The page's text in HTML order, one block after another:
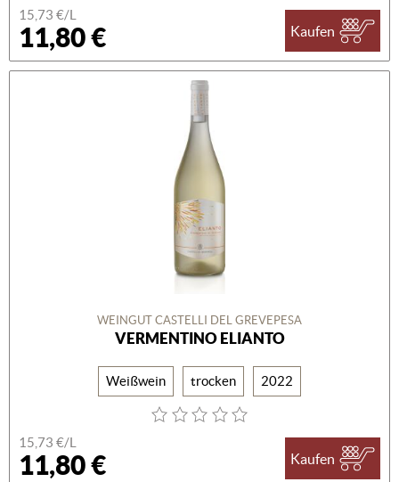
15,73 €/L
11,80 € Kaufen
WEINGUT CASTELLI DEL GREVEPESA
VERMENTINO ELIANTO
Weißwein trocken 2022
15,73 €/L
11,80 € Kaufen